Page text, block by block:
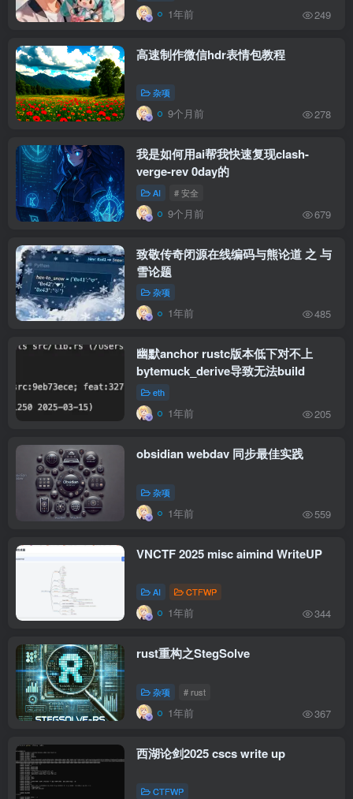
1年前 249
高速制作微信hdr表情包教程
杂项
9个月前 278
我是如何用ai帮我快速复现clash-
verge-rev 0day的
AI # 安全
9个月前 679
致敬传奇闭源在线编码与熊论道 之 与
雪论题
杂项
1年前 485
幽默anchor rustc版本低下对不上
bytemuck_derive导致无法build
eth
1年前 205
obsidian webdav 同步最佳实践
杂项
1年前 559
VNCTF 2025 misc aimind WriteUP
AI CTFWP
1年前 344
rust重构之StegSolve
杂项 # rust
1年前 367
西湖论剑2025 cscs write up
CTFWP